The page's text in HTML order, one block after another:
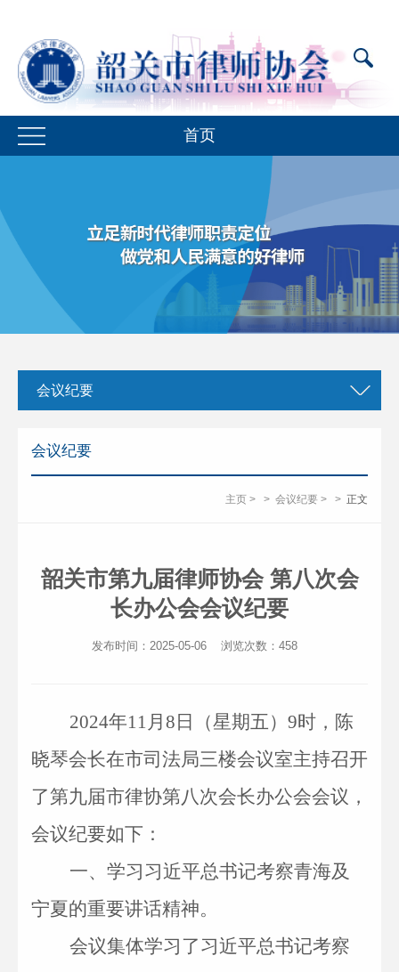
首页
会议纪要
会议纪要
主页 > > 会议纪要 > > 正文
韶关市第九届律师协会 第八次会
长办公会会议纪要
发布时间：2025-05-06 浏览次数： 458
2024年11 月 8 日 （星期五） 9时 ， 陈
晓琴会长在市司法局三楼会议室主持召开
了第九届市律协第八次会长办公会会议 ，
会议纪要如下：
一、 学习习近平总书记考察青海及
宁夏的重要讲话精神。
会议集体学习了习近平总书记考察